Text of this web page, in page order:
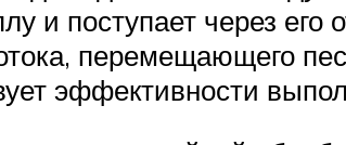
и поступает через
перемещающего
эффективности